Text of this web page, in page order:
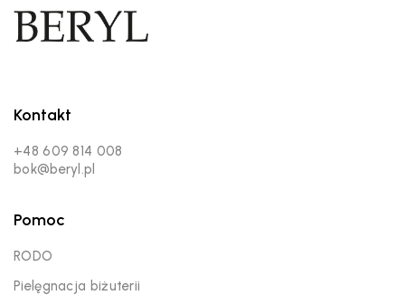
Kontakt
+48 609 814 008
bok@beryl.pl
Pomoc
RODO
Pielęgnacja biżuterii